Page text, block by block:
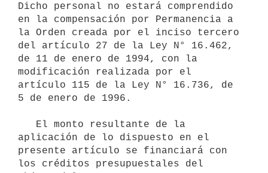
Dicho personal no estará comprendido
en la compensación por Permanencia a
la Orden creada por el inciso tercero
del artículo 27 de la Ley N° 16.462,
de 11 de enero de 1994, con la
modificación realizada por el
artículo 115 de la Ley N° 16.736, de
5 de enero de 1996.
aplicación de lo dispuesto en el
presente artículo se financiará con
los créditos presupuestales del